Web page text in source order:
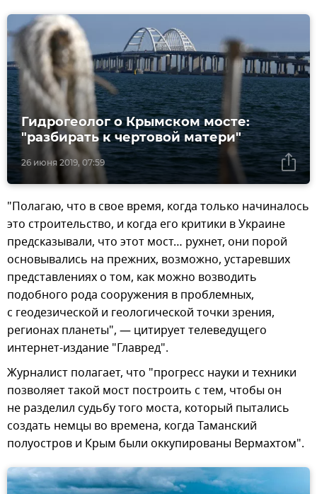
26 июня 2019, 07:59
Гидрогеолог о Крымском мосте:
"разбирать к чертовой матери"
"Полагаю, что в свое время, когда только начиналось
это строительство, и когда его критики в Украине
предсказывали, что этот мост… рухнет, они порой
основывались на прежних, возможно, устаревших
представлениях о том, как можно возводить
подобного рода сооружения в проблемных,
с геодезической и геологической точки зрения,
регионах планеты", — цитирует телеведущего
интернет-издание "Главред".
Журналист полагает, что "прогресс науки и техники
позволяет такой мост построить с тем, чтобы он
не разделил судьбу того моста, который пытались
создать немцы во времена, когда Таманский
полуостров и Крым были оккупированы Вермахтом".